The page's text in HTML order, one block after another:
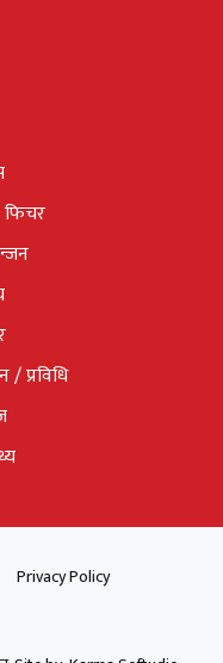
फिचर
/ प्रविधि
Privacy Policy